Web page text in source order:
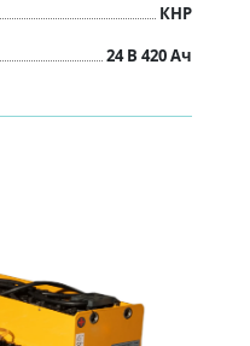
КНР
24 В 420 Ач